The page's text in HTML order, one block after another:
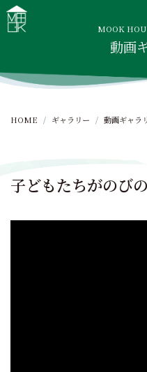
t
MOOK HOUSE ムックハウ
MOOK HOUSEはかごしま
感じる四季に合わせた暮ら
MOOK
動画
HOME ギャラリー 動画ギャラ
子どもたちがのび